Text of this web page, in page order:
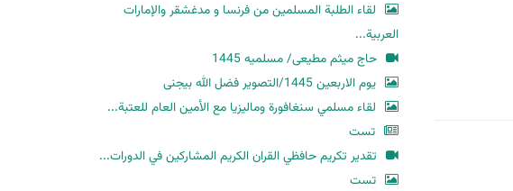
ة
ا
ل
ح
لقاء الطلبة المسلمين من فرنسا و مدغشقر والإمارات
العربية...
حاج میثم مطیعی/ مسلمیه 1445
یوم الاربعین 1445/التصویر فضل الله بیجنی
لقاء مسلمي سنغافورة وماليزيا مع الأمين العام للعتبة...
تست
تقدير تكريم حافظي القران الكريم المشاركين في الدورات...
تست